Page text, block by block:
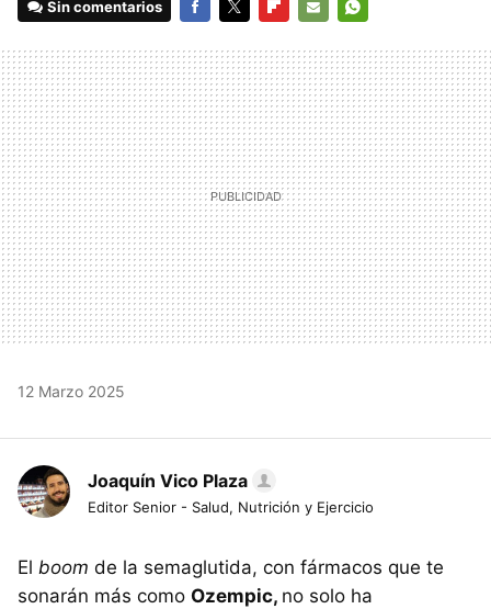
Sin comentarios
MAIL
12 Marzo 2025
Joaquín Vico Plaza
Editor Senior - Salud, Nutrición y Ejercicio
El boom de la semaglutida, con fármacos que te
sonarán más como Ozempic, no solo ha